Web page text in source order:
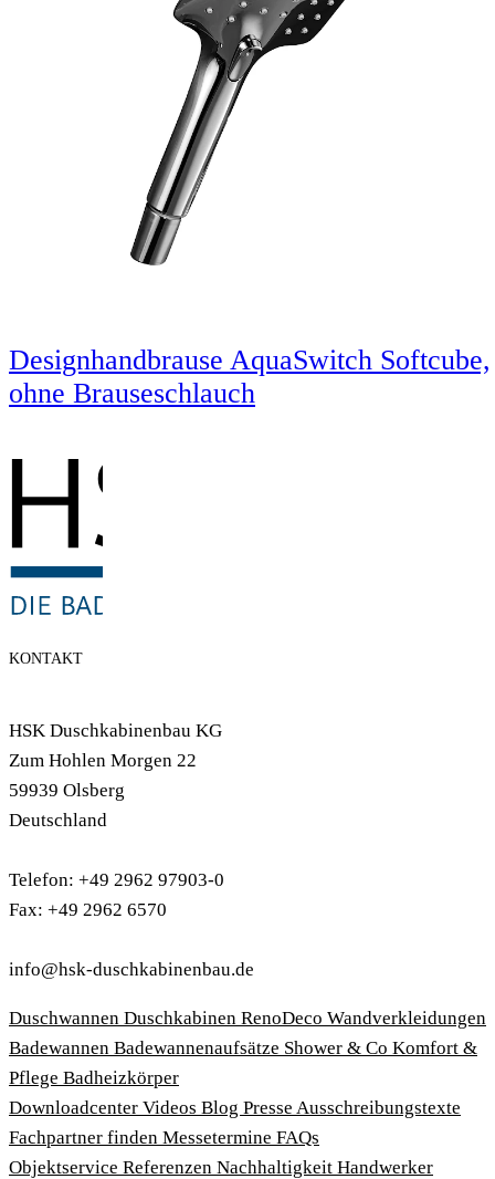
Designhandbrause AquaSwitch Softcube,
ohne Brauseschlauch
KONTAKT
HSK Duschkabinenbau KG
Zum Hohlen Morgen 22
59939 Olsberg
Deutschland
Telefon: +49 2962 97903-0
Fax: +49 2962 6570
info@hsk-duschkabinenbau.de
Duschwannen Duschkabinen RenoDeco Wandverkleidungen
Badewannen Badewannenaufsätze Shower & Co Komfort &
Pflege Badheizkörper
Download­center Videos Blog Presse Ausschreibungstexte
Fachpartner finden Messetermine FAQs
Objektservice Referenzen Nachhaltigkeit Handwerker